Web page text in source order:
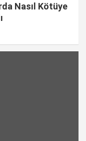
Nasıl Kötüye